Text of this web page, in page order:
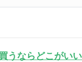
うならどこがい